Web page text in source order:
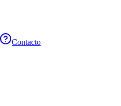
Contacto